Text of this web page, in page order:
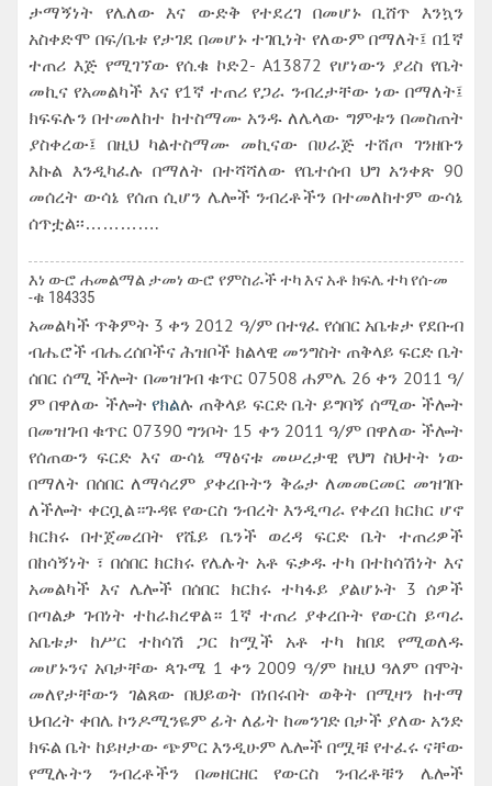
ታማኝነት የሌለው እና ውድቅ የተደረገ በመሆኑ ቢሸጥ እንኳን
አስቀድሞ በፍ/ቤቱ የታገደ በመሆኑ ተገቢነት የለውም በማለት፤ በ1ኛ
ተጠሪ እጅ የሚገኘው የሰ.ቁ ኮድ2- A13872 የሆነውን ያሪስ የቤት
መኪና የአመልካች እና የ1ኛ ተጠሪ የጋራ ንብረታቸው ነው በማለት፤
ክፍፍሉን በተመለከተ ከተስማሙ አንዱ ለሌላው ግምቱን በመስጠት
ያስቀረው፤ በዚህ ካልተስማሙ መኪናው በሀራጅ ተሸጦ ገንዘቡን
እኩል እንዲካፈሉ በማለት በተሻሻለው የቤተሰብ ህግ አንቀጽ 90
መሰረት ውሳኔ የሰጠ ሲሆን ሌሎች ንብረቶችን በተመለከተም ውሳኔ
ሰጥቷል፡፡………….
እነ ወ-ሮ ሐመልማል ታመነ ወ-ሮ የምስራች ተካ እና አቶ ክፍሌ ተካ የሰ-መ
-ቁ 184335
አመልካች ጥቅምት 3 ቀን 2012 ዓ/ም በተፃፈ የሰበር አቤቱታ የደቡብ
ብሔሮች ብሔረሰቦችና ሕዝቦች ክልላዊ መንግስት ጠቅላይ ፍርድ ቤት
ሰበር ሰሚ ችሎት በመዝገብ ቁጥር 07508 ሐምሌ 26 ቀን 2011 ዓ/
ም በዋለው ችሎት የክልሉ ጠቅላይ ፍርድ ቤት ይግባኝ ሰሚው ችሎት
በመዝገብ ቁጥር 07390 ግንቦት 15 ቀን 2011 ዓ/ም በዋለው ችሎት
የሰጠውን ፍርድ እና ውሳኔ ማፅናቱ መሠረታዊ የህግ ስህተት ነው
በማለት በሰበር ለማሳረም ያቀረቡትን ቅሬታ ለመመርመር መዝገቡ
ለችሎት ቀርቧል።ጉዳዩ የውርስ ንብረት እንዲጣራ የቀረበ ክርክር ሆኖ
ክርክሩ በተጀመረበት የሼይ ቤንች ወረዳ ፍርድ ቤት ተጠሪዎች
በከሳኝነት ፣ በሰበር ክርክሩ የሌሉት አቶ ፍቃዱ ተካ በተከሳሽነት እና
አመልካች እና ሌሎች በሰበር ክርክሩ ተካፋይ ያልሆኑት 3 ሰዎች
በጣልቃ ገብነት ተከራክረዋል። 1ኛ ተጠሪ ያቀረቡት የውርስ ይጣራ
አቤቱታ ከሥር ተከሳሽ ጋር ከሟች አቶ ተካ ከበደ የሚወለዱ
መሆኑንና አባታቸው ጳጉሜ 1 ቀን 2009 ዓ/ም ከዚህ ዓለም በሞት
መለየታቸውን ገልጸው በህይወት በነበሩበት ወቅት በሚዛን ከተማ
ህብረት ቀበሌ ኮንዶሚንዬም ፊት ለፊት ከመንገድ በታች ያለው አንድ
ክፍል ቤት ከይዞታው ጭምር እንዲሁም ሌሎች በሟቹ የተፈሩ ናቸው
የሚሉትን ንብረቶችን በመዘርዘር የውርስ ንብረቶቹን ሌሎች